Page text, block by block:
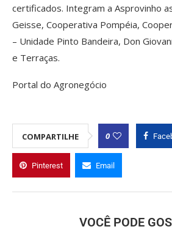
certificados. Integram a Asprovinho
Geisse, Cooperativa Pompéia,
– Unidade Pinto Bandeira, Don
e Terraças.
Portal do Agronegócio
COMPARTILHE 0
Pinterest Email
VOCÊ PODE